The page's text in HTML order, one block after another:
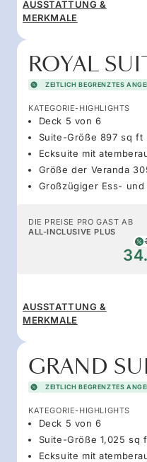
AUSSTATTUNG &
MERKMALE
ROYAL
ZEITLICH BEGRENZTES
KATEGORIE-HIGHLIGHTS
Deck 5 von 6
Suite-Größe 897 sq ft
Ecksuite mit
Größe der Veranda
Großzügiger Ess- und
DIE PREISE PRO GAST AB
ALL-INCLUSIVE PLUS
AUSSTATTUNG &
MERKMALE
GRAND
ZEITLICH BEGRENZTES
KATEGORIE-HIGHLIGHTS
Deck 5 von 6
Suite-Größe 1,025 sq
Ecksuite mit